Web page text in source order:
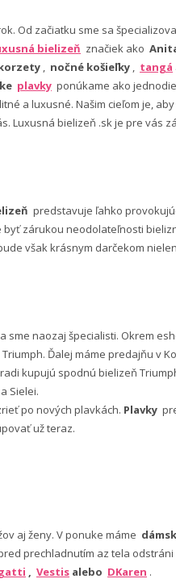
Od začiatku sme sa
bielizeň značiek ako
, nočné košieľky , tangá
plavky ponúkame ako
a luxusné. Našim cieľom je,
Luxusná bielizeň .sk je pre vás
predstavuje ľahko
zárukou neodolateľnosti
však krásnym darčekom
sme naozaj špecialisti. Okrem
Triumph. Ďalej máme predajňu
kupujú spodnú bielizeň
Sielei.
po nových plavkách. Plavky
už teraz.
aj ženy. V ponuke máme
prechladnutím az tela
, Vestis alebo DKaren .